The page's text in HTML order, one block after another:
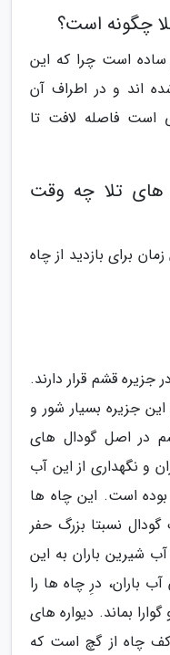
چگونه است؟
ساده است چرا که این
اند و در اطراف آن
است فاصله لافت تا
های تلا چه وقت
برای بازدید از چاه
قشم قرار دارند.
جزیره بسیار شور و
در اصل گودال های
و نگهداری از این آب
بوده است. این چاه ها
نسبتا بزرگ حفر
شیرین باران به این
درِ چاه ها را
بماند. دیواره های
چاه از گچ است که